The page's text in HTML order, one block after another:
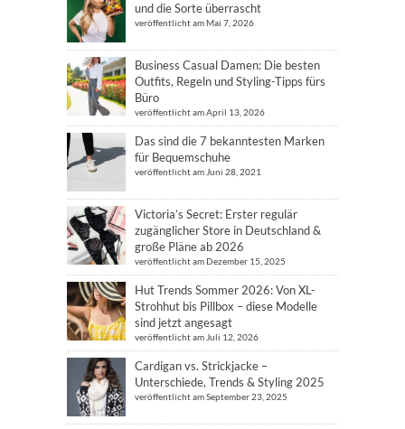
und die Sorte überrascht
veröffentlicht am Mai 7, 2026
Business Casual Damen: Die besten
Outfits, Regeln und Styling-Tipps fürs
Büro
veröffentlicht am April 13, 2026
Das sind die 7 bekanntesten Marken
für Bequemschuhe
veröffentlicht am Juni 28, 2021
Victoria’s Secret: Erster regulär
zugänglicher Store in Deutschland &
große Pläne ab 2026
veröffentlicht am Dezember 15, 2025
Hut Trends Sommer 2026: Von XL-
Strohhut bis Pillbox – diese Modelle
sind jetzt angesagt
veröffentlicht am Juli 12, 2026
Cardigan vs. Strickjacke –
Unterschiede, Trends & Styling 2025
veröffentlicht am September 23, 2025